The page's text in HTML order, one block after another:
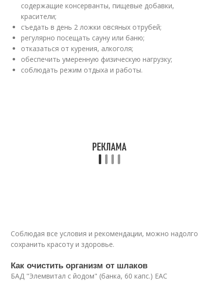
содержащие консерванты, пищевые добавки,
красители;
съедать в день 2 ложки овсяных отрубей;
регулярно посещать сауну или баню;
отказаться от курения, алкоголя;
обеспечить умеренную физическую нагрузку;
соблюдать режим отдыха и работы.
Соблюдая все условия и рекомендации, можно надолго
сохранить красоту и здоровье.
Как очистить организм от шлаков
БАД "Элемвитал с йодом" (банка, 60 капс.) ЕАС